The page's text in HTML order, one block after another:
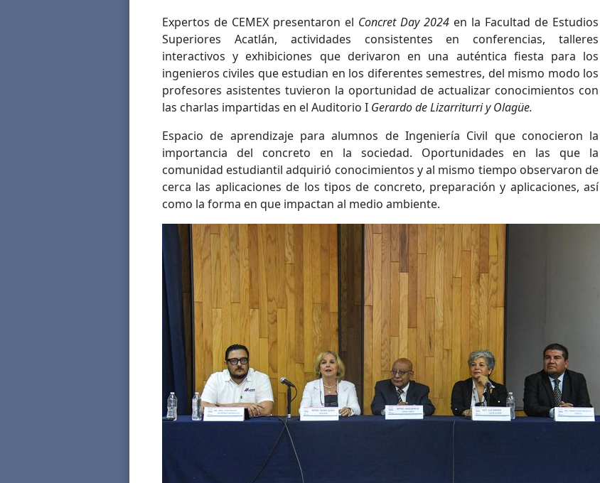
Expertos de CEMEX presentaron el Concret Day 2024 en la Facultad de Estudios
Superiores Acatlán, actividades consistentes en conferencias, talleres
interactivos y exhibiciones que derivaron en una auténtica fiesta para los
ingenieros civiles que estudian en los diferentes semestres, del mismo modo los
profesores asistentes tuvieron la oportunidad de actualizar conocimientos con
las charlas impartidas en el Auditorio I Gerardo de Lizarriturri y Olagüe.
Espacio de aprendizaje para alumnos de Ingeniería Civil que conocieron la
importancia del concreto en la sociedad. Oportunidades en las que la
comunidad estudiantil adquirió conocimientos y al mismo tiempo observaron de
cerca las aplicaciones de los tipos de concreto, preparación y aplicaciones, así
como la forma en que impactan al medio ambiente.